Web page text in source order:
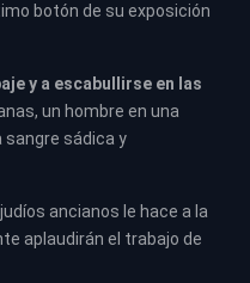
botón de su exposición
y a escabullirse en las
un hombre en una
sangre sádica y
ancianos le hace a la
aplaudirán el trabajo de